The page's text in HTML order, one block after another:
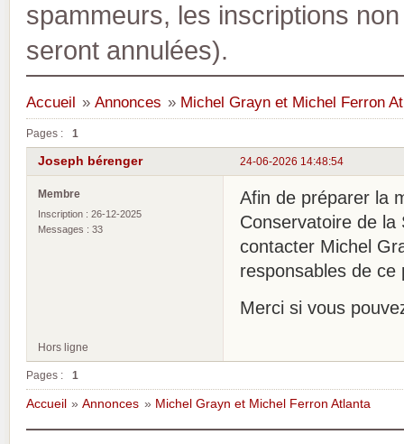
spammeurs, les inscriptions
seront annulées).
Accueil » Annonces » Michel Grayn et Michel Ferron
Pages : 1
24-06-2026 14:48:54
Joseph bérenger
Membre
Inscription : 26-12-2025
Messages : 33
Afin de préparer la
Conservatoire de la
contacter Michel
responsables de ce
Merci si vous
Hors ligne
Pages : 1
Accueil »Annonces » Michel Grayn et Michel Ferron Atlanta